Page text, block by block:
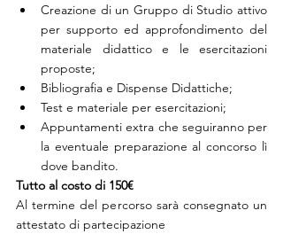
Creazione di un Gruppo di Studio attivo
per supporto ed approfondimento del
materiale didattico e le esercitazioni
proposte;
Bibliografia e Dispense Didattiche;
Test e materiale per esercitazioni;
Appuntamenti extra che seguiranno per
la eventuale preparazione al concorso lì
dove bandito.
Tutto al costo di 150€
Al termine del percorso sarà consegnato un
attestato di partecipazione